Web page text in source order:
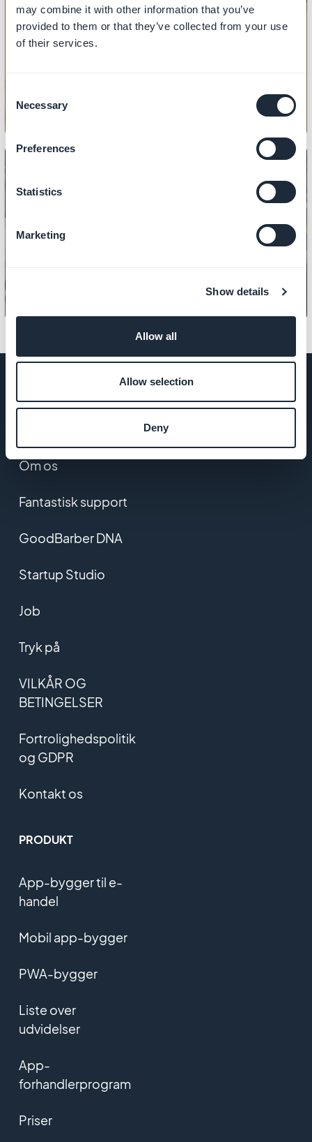
may combine it with other information that you’ve
provided to them or that they’ve collected from your use
of their services.
Consent
Selection
Necessary
Preferences
Statistics
Marketing
Show details
Allow all
Allow selection
Deny
Sådan importerer/eksporterer du
Om os
Fantastisk support
GoodBarber DNA
Startup Studio
Job
Tryk på
VILKÅR OG
BETINGELSER
Fortrolighedspolitik
og GDPR
Kontakt os
PRODUKT
App-bygger til e-
handel
Mobil app-bygger
PWA-bygger
Liste over
udvidelser
App-
forhandlerprogram
Priser